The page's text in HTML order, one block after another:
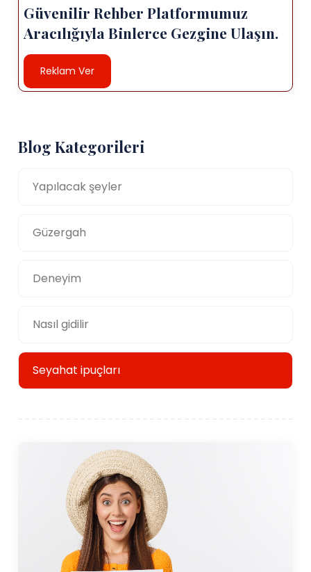
Güvenilir Rehber Platformumuz
Aracılığıyla Binlerce Gezgine Ulaşın.
Reklam Ver
Blog Kategorileri
Yapılacak şeyler
Güzergah
Deneyim
Nasıl gidilir
Seyahat ipuçları